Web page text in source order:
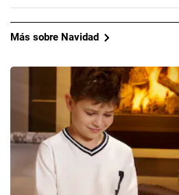
Más sobre Navidad